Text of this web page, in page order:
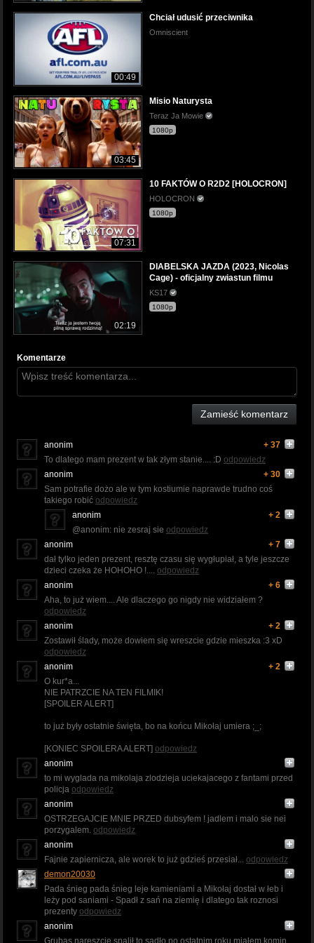
00:49
Chciał udusić przeciwnika
Omniscient
03:45
Misio Naturysta
Teraz Ja Mowie
1080p
07:31
10 FAKTÓW O R2D2 [HOLOCRON]
HOLOCRON
1080p
02:19
DIABELSKA JAZDA (2023, Nicolas
Cage) - oficjalny zwiastun filmu
KS17
1080p
Komentarze
Zamieść komentarz
anonim
+ 37
To dlatego mam prezent w tak złym stanie.... :D odpowiedz
anonim
+ 30
Sam potrafie dożo ale w tym kostiumie naprawde trudno coś
takiego robić odpowiedz
anonim
+ 2
@anonim: nie zesraj sie odpowiedz
anonim
+ 7
dał tylko jeden prezent, resztę czasu się wygłupiał, a tyle jeszcze
dzieci czeka że HOHOHO !.... odpowiedz
anonim
+ 6
Aha, to już wiem.... Ale dlaczego go nigdy nie widziałem ?
odpowiedz
anonim
+ 2
Zostawił ślady, może dowiem się wreszcie gdzie mieszka :3 xD
odpowiedz
anonim
+ 2
O kur*a...
NIE PATRZCIE NA TEN FILMIK!
[SPOILER ALERT]
to już były ostatnie święta, bo na końcu Mikołaj umiera ;_;
[KONIEC SPOILERA ALERT] odpowiedz
anonim
to mi wyglada na mikolaja zlodzieja uciekajacego z fantami przed
policja odpowiedz
anonim
OSTRZEGAJCIE MNIE PRZED dubsyfem ! jadlem i malo sie nei
porzygalem. odpowiedz
anonim
Fajnie zapiernicza, ale worek to już gdzieś przesiał... odpowiedz
demon20030
Pada śnieg pada śnieg leje kamieniami a Mikołaj dostał w łeb i
leży pod saniami - Spadł z sań na ziemię i dlatego tak roznosi
prezenty odpowiedz
anonim